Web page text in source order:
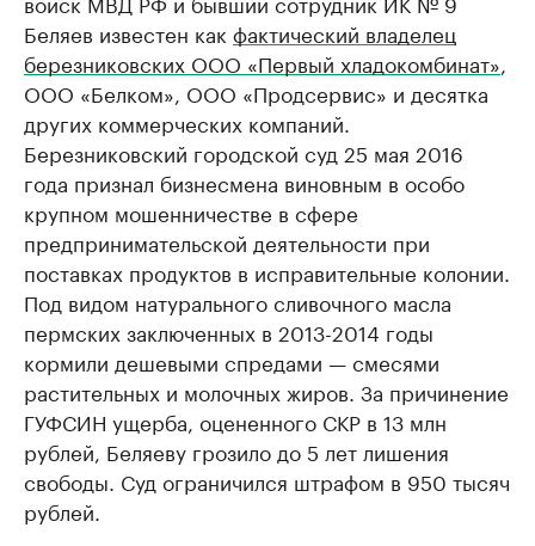
Беляев известен как фактический владелец
березниковских ООО «Первый хладокомбинат»
ООО «Белком», ООО «Продсервис» и десятка
других коммерческих компаний.
Березниковский городской суд 25 мая 2016
года признал бизнесмена виновным в особо
крупном мошенничестве в сфере
предпринимательской деятельности при
поставках продуктов в исправительные колонии.
Под видом натурального сливочного масла
пермских заключенных в 2013-2014 годы
кормили дешевыми спредами — смесями
растительных и молочных жиров. За причинение
ГУФСИН ущерба, оцененного СКР в 13 млн
рублей, Беляеву грозило до 5 лет лишения
свободы. Суд ограничился штрафом в 950 тысяч
рублей.